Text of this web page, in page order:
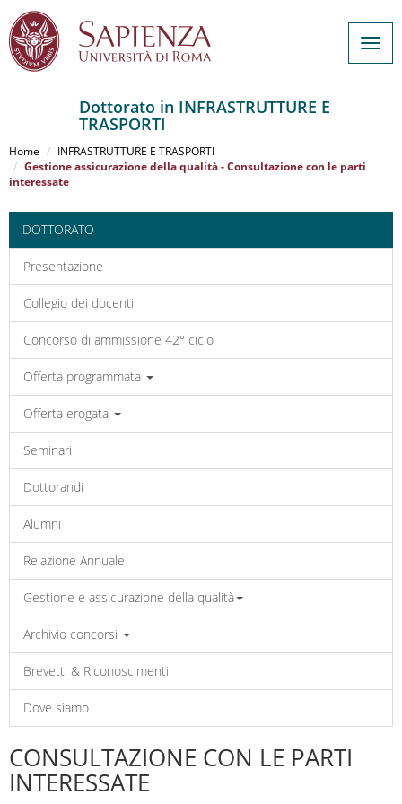
al
contenuto
principale
Dottorato in INFRASTRUTTURE E
TRASPORTI
Home
INFRASTRUTTURE E TRASPORTI
Gestione assicurazione della qualità - Consultazione con le parti
interessate
DOTTORATO
Presentazione
Collegio dei docenti
Concorso di ammissione 42° ciclo
Offerta programmata
Offerta erogata
Seminari
Dottorandi
Alumni
Relazione Annuale
Gestione e assicurazione della qualità
Archivio concorsi
Brevetti & Riconoscimenti
Dove siamo
CONSULTAZIONE CON LE PARTI
INTERESSATE